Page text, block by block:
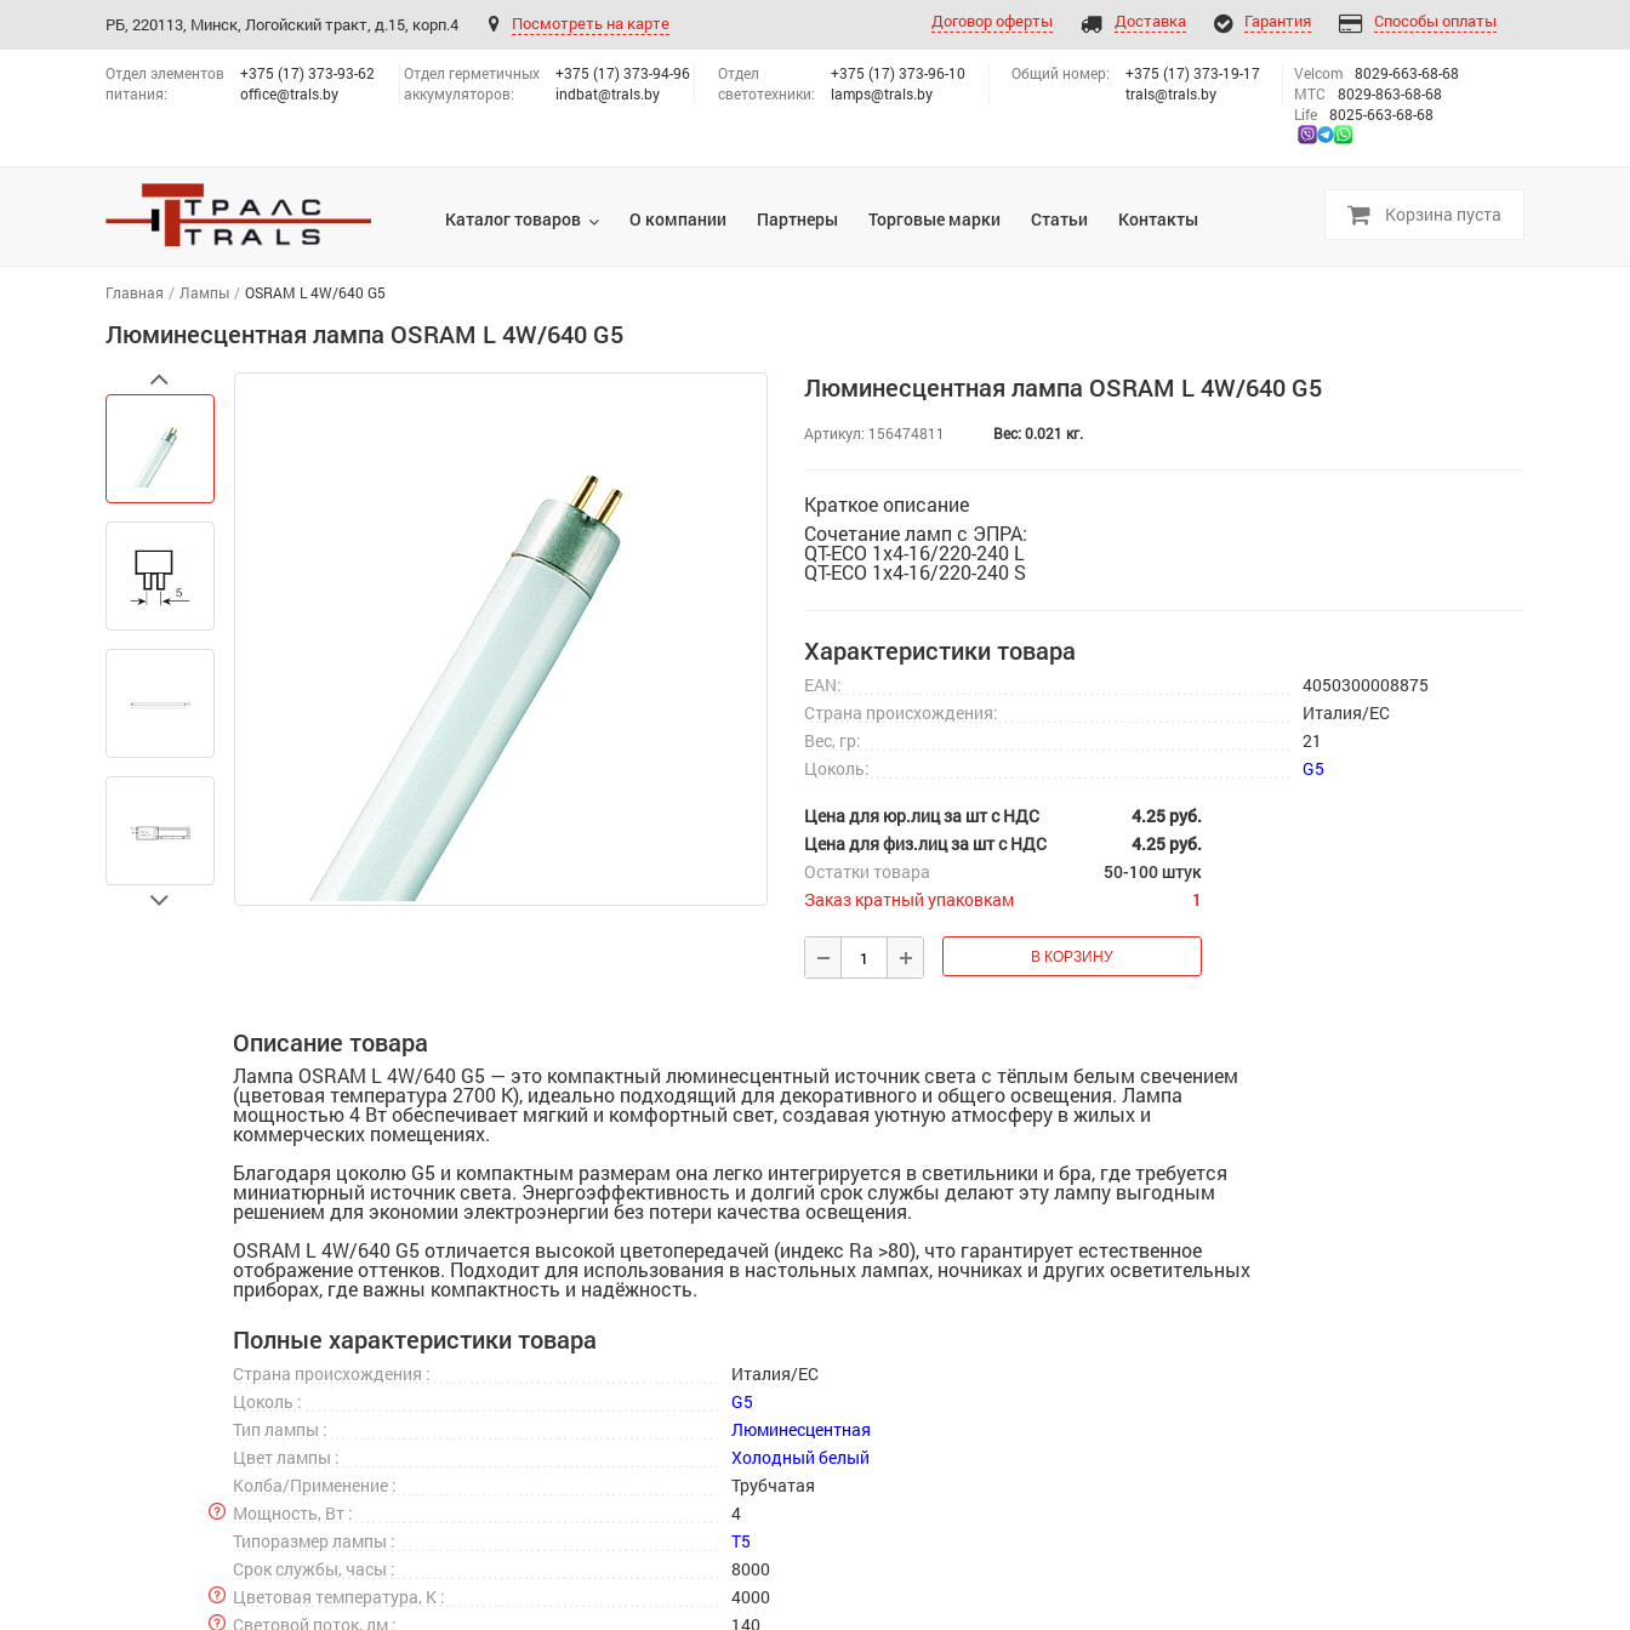
PБ, 220113, Минск, Логойский тракт, д.15, корп.4 Посмотреть на карте Договор оферты Доставка Гарантия Способы оплаты
Отдел элементов
питания:
+375 (17) 373-93-62
office@trals.by
Отдел герметичных
аккумуляторов:
+375 (17) 373-94-96
indbat@trals.by
Отдел
светотехники:
+375 (17) 373-96-10
lamps@trals.by
Общий номер:
+375 (17) 373-19-17
trals@trals.by
Velcom
8029-663-68-68
МТС
8029-863-68-68
Life
8025-663-68-68
Каталог товаров О компании Партнеры Торговые марки Статьи Контакты Корзина пуста
Главная Лампы OSRAM L 4W/640 G5
Люминесцентная лампа OSRAM L 4W/640 G5
Previous Люминесцентная лампа OSRAM L 4W/640 G5
Артикул: 156474811 Вес: 0.021 кг.
Краткое описание
Сочетание ламп с ЭПРА:
QT-ECO 1x4-16/220-240 L
QT-ECO 1x4-16/220-240 S
Характеристики товара
EAN:
4050300008875
Страна происхождения:
Италия/ЕС
Вес, гр:
21
Цоколь:
G5
Цена для юр.лиц за шт с НДС
4.25 руб.
Цена для физ.лиц за шт с НДС
4.25 руб.
Остатки товара
50-100 штук
Заказ кратный упаковкам
1
Описание товара
Лампа OSRAM L 4W/640 G5 — это компактный люминесцентный источник света с тёплым белым свечением
(цветовая температура 2700 К), идеально подходящий для декоративного и общего освещения. Лампа
мощностью 4 Вт обеспечивает мягкий и комфортный свет, создавая уютную атмосферу в жилых и
коммерческих помещениях.
Благодаря цоколю G5 и компактным размерам она легко интегрируется в светильники и бра, где требуется
миниатюрный источник света. Энергоэффективность и долгий срок службы делают эту лампу выгодным
решением для экономии электроэнергии без потери качества освещения.
OSRAM L 4W/640 G5 отличается высокой цветопередачей (индекс Ra >80), что гарантирует естественное
отображение оттенков. Подходит для использования в настольных лампах, ночниках и других осветительных
приборах, где важны компактность и надёжность.
Полные характеристики товара
Страна происхождения :
Италия/ЕС
Цоколь :
G5
Тип лампы :
Люминесцентная
Цвет лампы :
Холодный белый
Колба/Применение :
Трубчатая
Мощность, Вт :
4
Типоразмер лампы :
T5
Срок службы, часы :
8000
Цветовая температура, К :
4000
Световой поток, лм :
140